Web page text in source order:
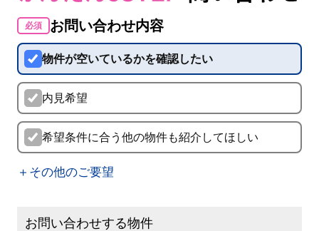
必須 お問い合わせ内容
物件が空いているかを確認したい
内見希望
希望条件に合う他の物件も紹介してほしい
＋その他のご要望
お問い合わせする物件